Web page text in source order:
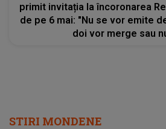
primit invitația la încoronarea
de pe 6 mai: "Nu se vor emite
doi vor merge sau
STIRI MONDENE